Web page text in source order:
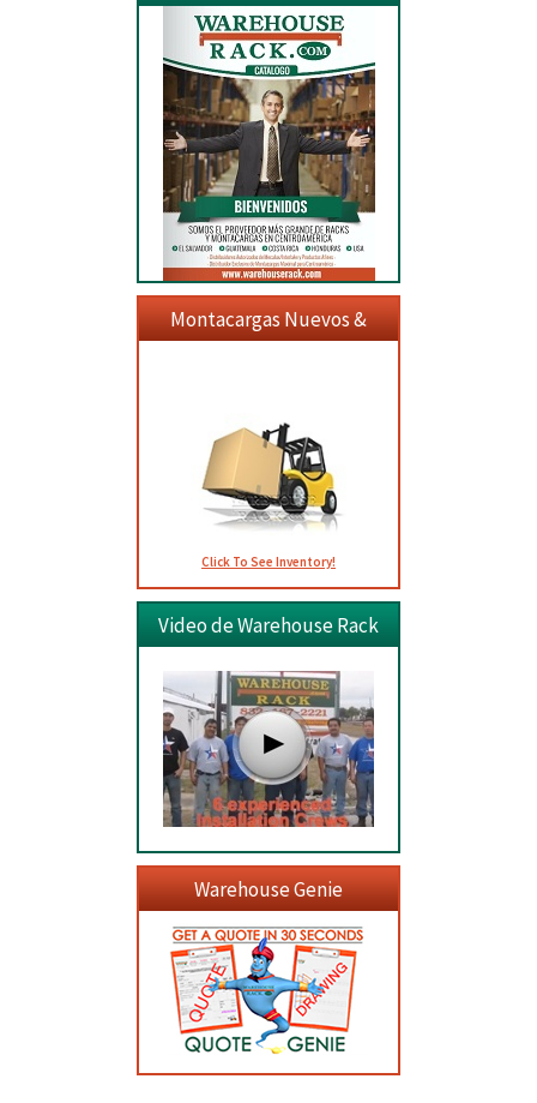
Montacargas Nuevos &
Click To See Inventory!
Video de Warehouse Rack
Warehouse Genie